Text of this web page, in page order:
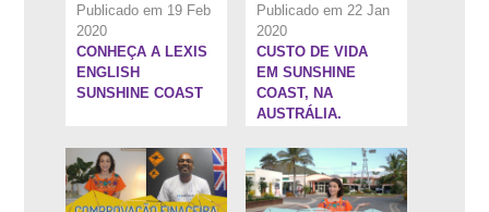
Publicado em 19 Feb
2020
CONHEÇA A LEXIS
ENGLISH
SUNSHINE COAST
Publicado em 22 Jan
2020
CUSTO DE VIDA
EM SUNSHINE
COAST, NA
AUSTRÁLIA.
10:20''